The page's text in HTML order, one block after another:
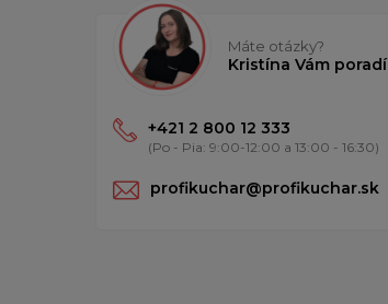
Máte otázky?
Kristína Vám poradí
+421 2 800 12 333
(Po - Pia: 9:00-12:00 a 13:00 - 16:30)
profikuchar@profikuchar.sk